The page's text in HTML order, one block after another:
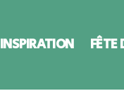
INSPIRATION FÊTE